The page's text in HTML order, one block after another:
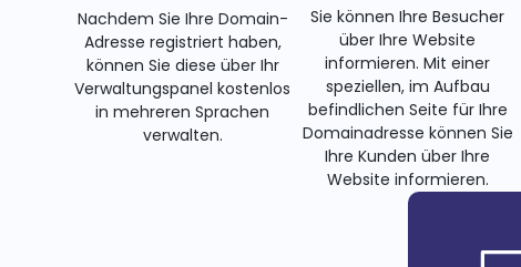
Nachdem Sie Ihre Domain-
Adresse registriert haben,
können Sie diese über Ihr
Verwaltungspanel kostenlos
in mehreren Sprachen
verwalten.
Sie können Ihre Besucher
über Ihre Website
informieren. Mit einer
speziellen, im Aufbau
befindlichen Seite für Ihre
Domainadresse können Sie
Ihre Kunden über Ihre
Website informieren.